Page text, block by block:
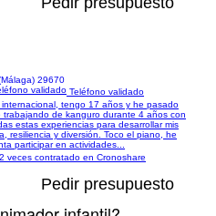
29670
Teléfono validado
tengo 17 años y he pasado
de kanguro durante 4 años con
estas experiencias para desarrollar mis
resiliencia y diversión. Toco el piano, he
participar en actividades...
2 veces contratado en Cronoshare
Pedir presupuesto